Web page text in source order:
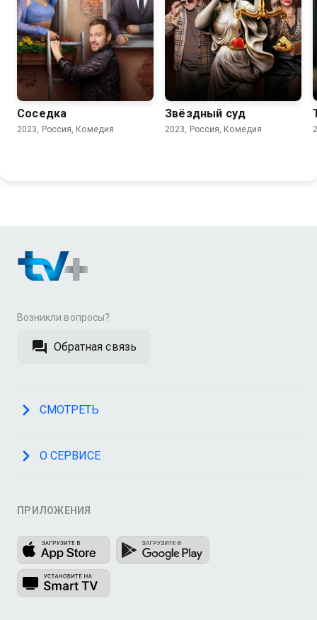
6.3
Соседка
2023, Россия, Комедия
5.4
Звёздный суд
2023, Россия, Комедия
Возникли вопросы?
Обратная связь
СМОТРЕТЬ
О СЕРВИСЕ
ПРИЛОЖЕНИЯ